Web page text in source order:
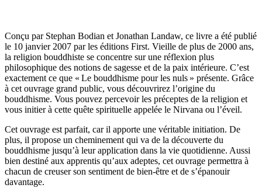
Conçu par Stephan Bodian et Jonathan Landaw, ce livre a été publié
le 10 janvier 2007 par les éditions First. Vieille de plus de 2000 ans,
la religion bouddhiste se concentre sur une réflexion plus
philosophique des notions de sagesse et de la paix intérieure. C’est
exactement ce que « Le bouddhisme pour les nuls » présente. Grâce
à cet ouvrage grand public, vous découvrirez l’origine du
bouddhisme. Vous pouvez percevoir les préceptes de la religion et
vous initier à cette quête spirituelle appelée le Nirvana ou l’éveil.
Cet ouvrage est parfait, car il apporte une véritable initiation. De
plus, il propose un cheminement qui va de la découverte du
bouddhisme jusqu’à leur application dans la vie quotidienne. Aussi
bien destiné aux apprentis qu’aux adeptes, cet ouvrage permettra à
chacun de creuser son sentiment de bien-être et de s’épanouir
davantage.